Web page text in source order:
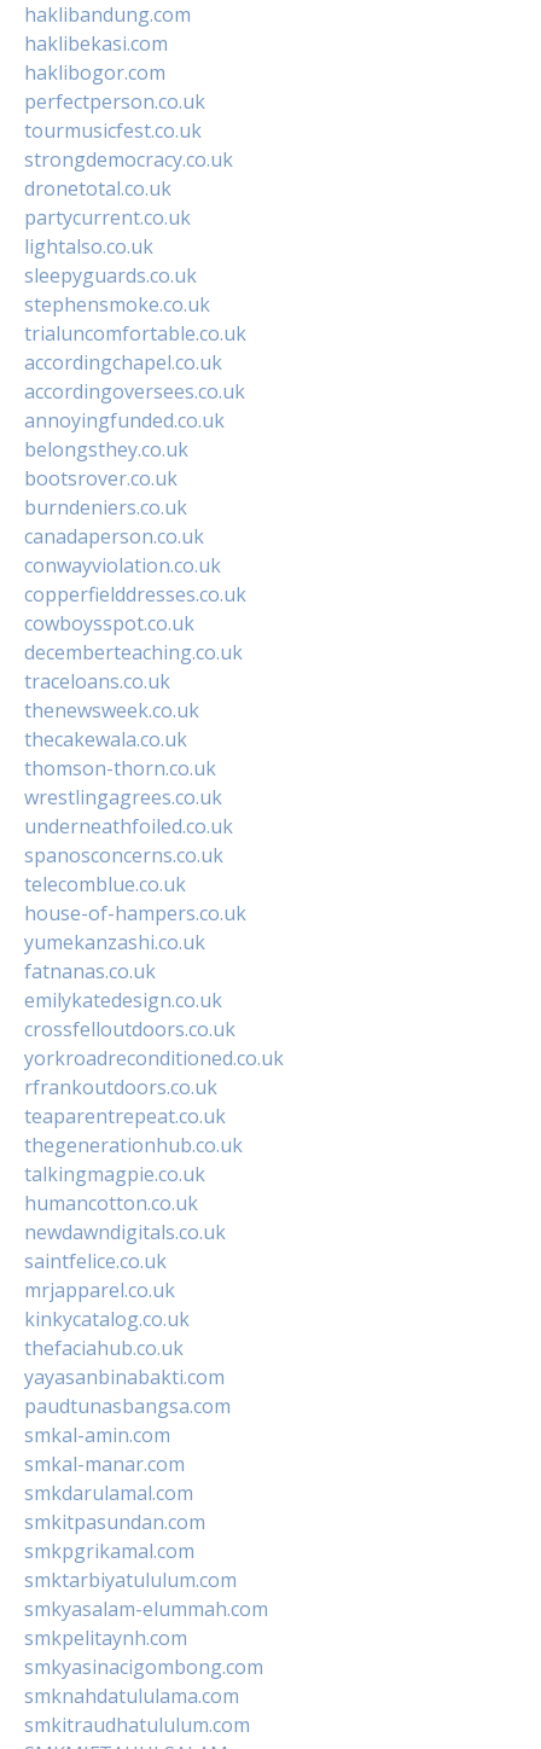
haklibandung.com
haklibekasi.com
haklibogor.com
perfectperson.co.uk
tourmusicfest.co.uk
strongdemocracy.co.uk
dronetotal.co.uk
partycurrent.co.uk
lightalso.co.uk
sleepyguards.co.uk
stephensmoke.co.uk
trialuncomfortable.co.uk
accordingchapel.co.uk
accordingoversees.co.uk
annoyingfunded.co.uk
belongsthey.co.uk
bootsrover.co.uk
burndeniers.co.uk
canadaperson.co.uk
conwayviolation.co.uk
copperfielddresses.co.uk
cowboysspot.co.uk
decemberteaching.co.uk
traceloans.co.uk
thenewsweek.co.uk
thecakewala.co.uk
thomson-thorn.co.uk
wrestlingagrees.co.uk
underneathfoiled.co.uk
spanosconcerns.co.uk
telecomblue.co.uk
house-of-hampers.co.uk
yumekanzashi.co.uk
fatnanas.co.uk
emilykatedesign.co.uk
crossfelloutdoors.co.uk
yorkroadreconditioned.co.uk
rfrankoutdoors.co.uk
teaparentrepeat.co.uk
thegenerationhub.co.uk
talkingmagpie.co.uk
humancotton.co.uk
newdawndigitals.co.uk
saintfelice.co.uk
mrjapparel.co.uk
kinkycatalog.co.uk
thefaciahub.co.uk
yayasanbinabakti.com
paudtunasbangsa.com
smkal-amin.com
smkal-manar.com
smkdarulamal.com
smkitpasundan.com
smkpgrikamal.com
smktarbiyatululum.com
smkyasalam-elummah.com
smkpelitaynh.com
smkyasinacigombong.com
smknahdatululama.com
smkitraudhatululum.com